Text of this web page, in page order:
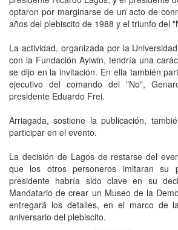
optaron por marginarse de un acto de
años del plebiscito de 1988 y el triunfo del
La actividad, organizada por la
con la Fundación Aylwin, tendría una
se dijo en la invitación. En ella también
ejecutivo del comando del "No",
presidente Eduardo Frei.
Arriagada, sostiene la publicación,
participar en el evento.
La decisión de Lagos de restarse del
que los otros personeros imitaran su
presidente habría sido clave en su
Mandatario de crear un Museo de la
entregará los detalles, en el marco de
aniversario del plebiscito.